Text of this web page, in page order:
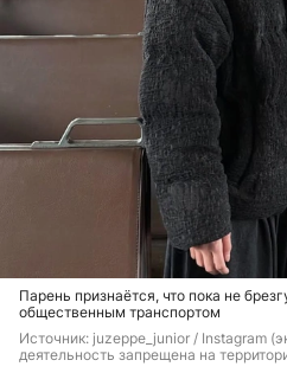
Парень признаётся, что пока не
общественным транспортом
Источник: juzeppe_junior / Instagram
деятельность запрещена на